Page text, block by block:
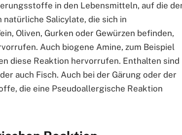
in den Lebensmitteln, auf die
Salicylate, die sich in
Oliven, Gurken oder Gewürzen befinden,
Auch biogene Amine, zum Beispiel
diese Reaktion hervorrufen. Enthalten sind
auch Fisch. Auch bei der Gärung oder der
die eine Pseudoallergische Reaktion